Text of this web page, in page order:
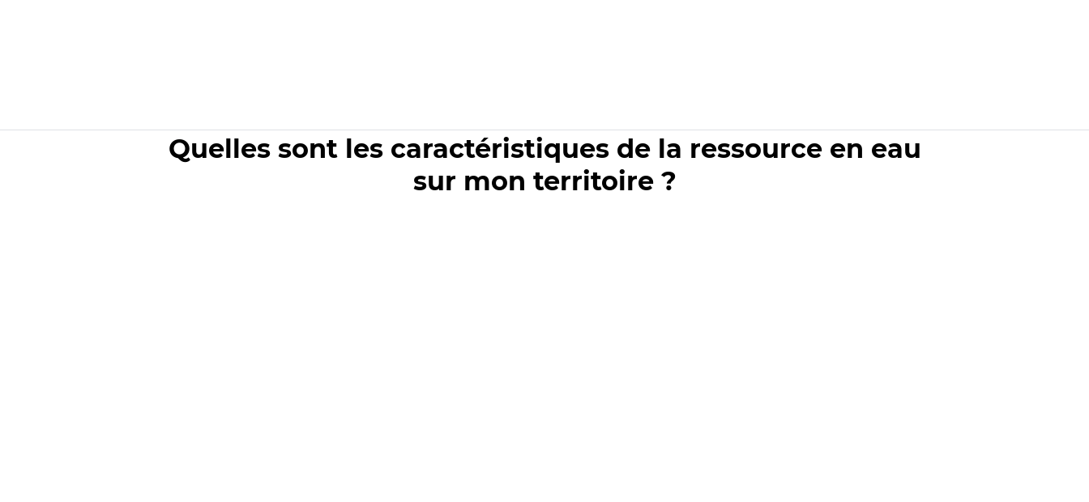
Quelles sont les caractéristiques de la ressource en eau
sur mon territoire ?